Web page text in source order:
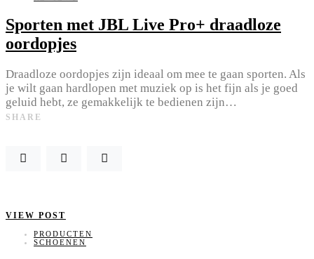
Sporten met JBL Live Pro+ draadloze
oordopjes
Draadloze oordopjes zijn ideaal om mee te gaan sporten. Als
je wilt gaan hardlopen met muziek op is het fijn als je goed
geluid hebt, ze gemakkelijk te bedienen zijn…
SHARE
VIEW POST
PRODUCTEN
SCHOENEN